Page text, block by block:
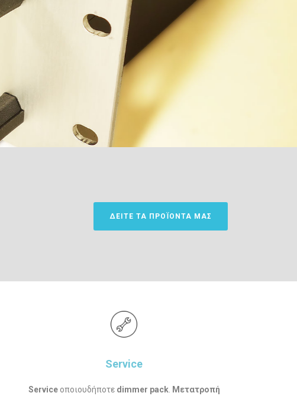
ΔΕΊΤΕ ΤΑ ΠΡΟΪΌΝΤΑ ΜΑΣ
Service
Serviceοποιουδήποτε dimmer pack. Μετατροπή